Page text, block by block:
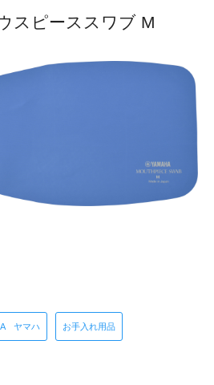
スピーススワブ M
ヤマハ お手入れ用品